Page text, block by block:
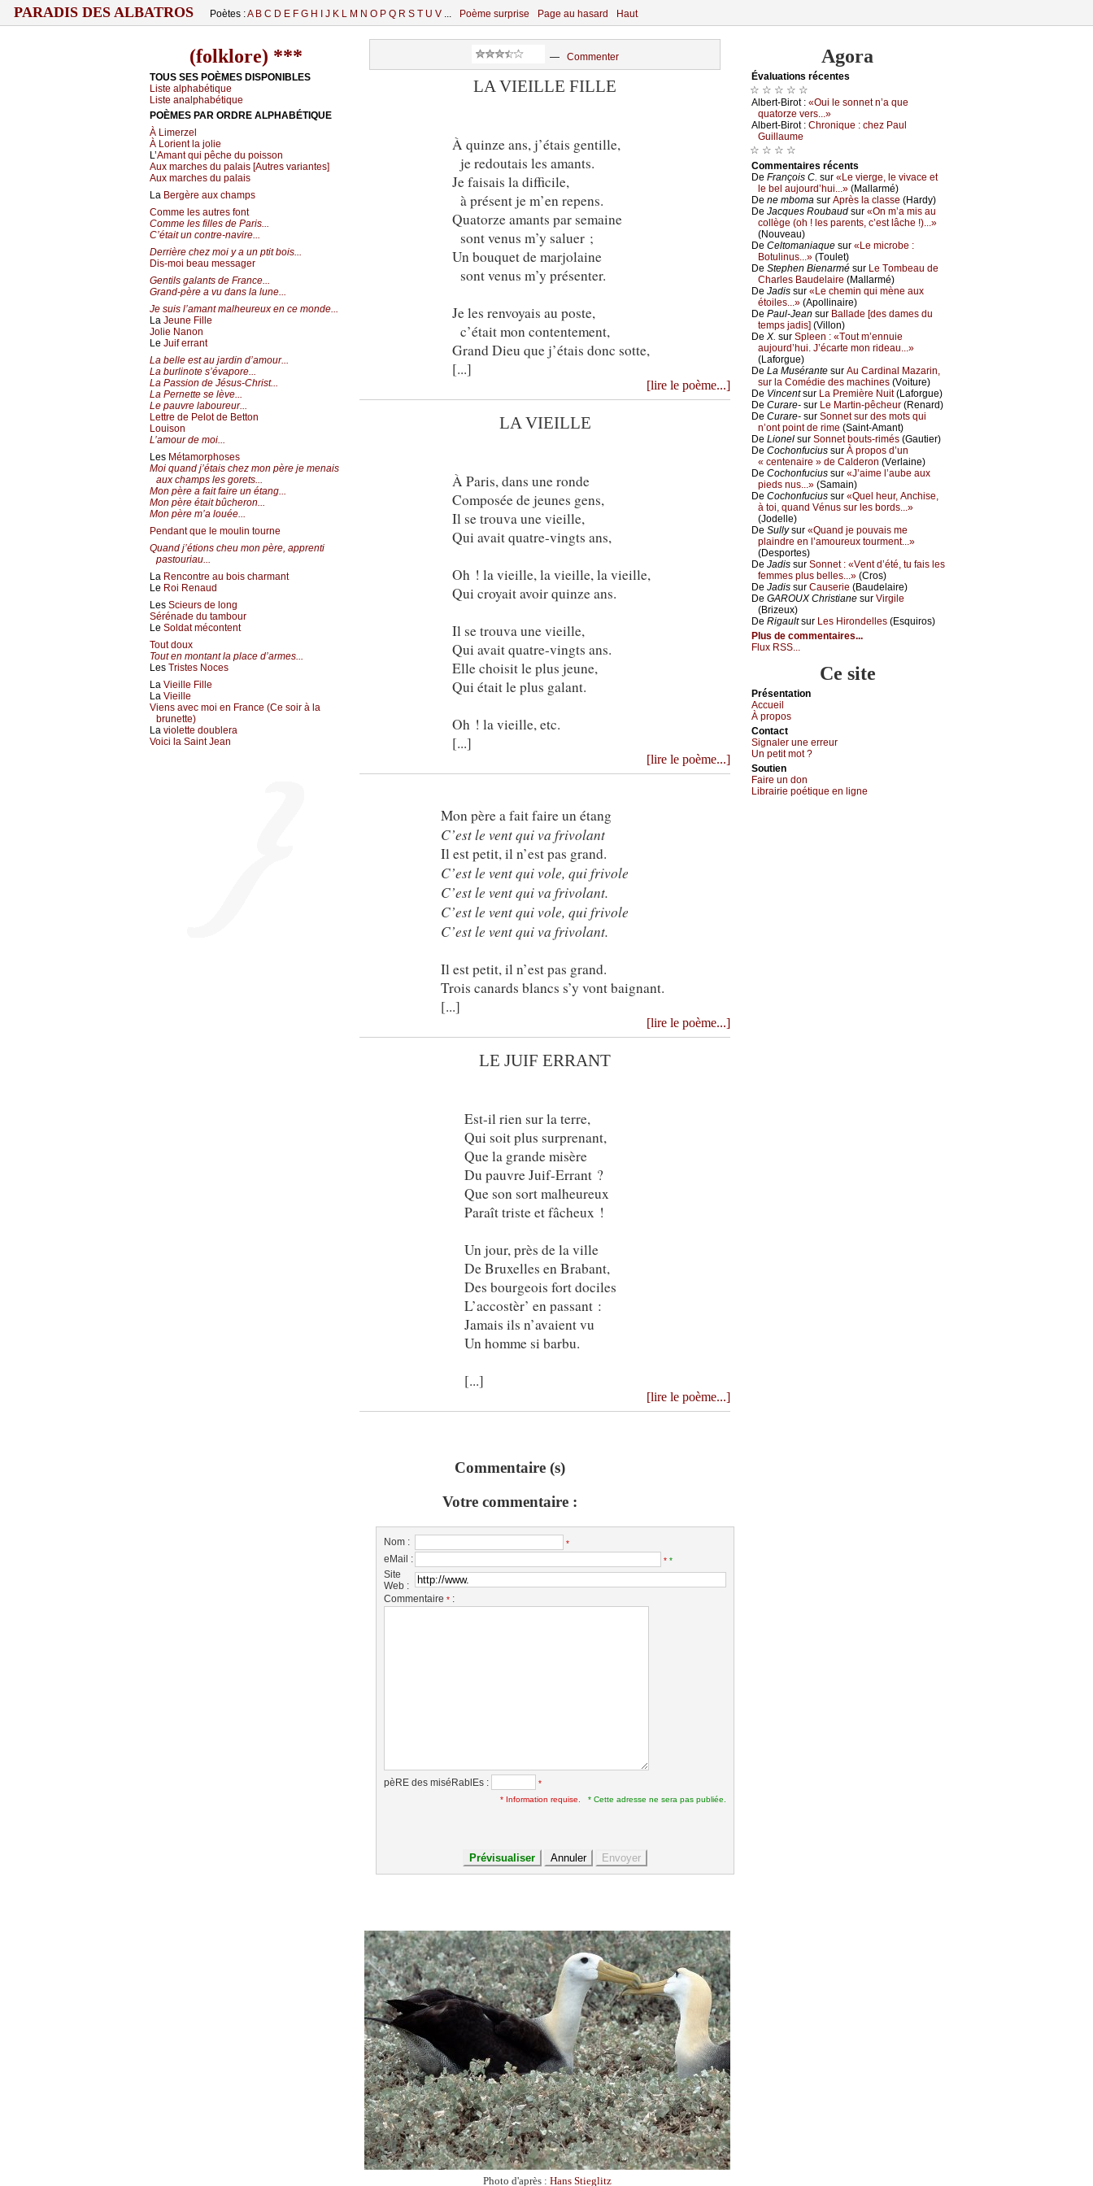
PARADIS DES ALBATROS Poètes :A B C D E F G H J K L M N O P Q R S T U V ... Poème surprise Page au hasard Haut
(folklore) ***
TOUS SES POÈMES DISPONIBLES
Liste alphabétique
Liste analphabétique
POÈMES PAR ORDRE ALPHABÉTIQUE
À Limerzel
À Lorient la jolie
L’Amant qui pêche du poisson
Aux marches du palais [Autres variantes]
Aux marches du palais
La Bergère aux champs
Comme les autres font
Comme les filles de Paris...
C’était un contre-navire...
Derrière chez moi y a un ptit bois...
Dis-moi beau messager
Gentils galants de France...
Grand-père a vu dans la lune...
Je suis l’amant malheureux en ce monde...
La Jeune Fille
Jolie Nanon
Le Juif errant
La belle est au jardin d’amour...
La burlinote s’évapore...
La Passion de Jésus-Christ...
La Pernette se lève...
Le pauvre laboureur...
Lettre de Pelot de Betton
Louison
L’amour de moi...
Les Métamorphoses
Moi quand j’étais chez mon père je menais
aux champs les gorets...
Mon père a fait faire un étang...
Mon père était bûcheron...
Mon père m’a louée...
Pendant que le moulin tourne
Quand j’étions cheu mon père, apprenti
pastouriau...
La Rencontre au bois charmant
Le Roi Renaud
Les Scieurs de long
Sérénade du tambour
Le Soldat mécontent
Tout doux
Tout en montant la place d’armes...
Les Tristes Noces
La Vieille Fille
La Vieille
Viens avec moi en France (Ce soir à la
brunette)
La violette doublera
Voici la Saint Jean
— Commenter
LA VIEILLE FILLE
À quinze ans, j’étais gentille,
je redoutais les amants.
Je faisais la difficile,
à présent je m’en repens.
Quatorze amants par semaine
sont venus m’y saluer ;
Un bouquet de marjolaine
sont venus m’y présenter.
Je les renvoyais au poste,
c’était mon contentement,
Grand Dieu que j’étais donc sotte,
[...]
[lire le poème...]
LA VIEILLE
À Paris, dans une ronde
Composée de jeunes gens,
Il se trouva une vieille,
Qui avait quatre-vingts ans,
Oh ! la vieille, la vieille, la vieille,
Qui croyait avoir quinze ans.
Il se trouva une vieille,
Qui avait quatre-vingts ans.
Elle choisit le plus jeune,
Qui était le plus galant.
Oh ! la vieille, etc.
[...]
[lire le poème...]
Mon père a fait faire un étang
C’est le vent qui va frivolant
Il est petit, il n’est pas grand.
C’est le vent qui vole, qui frivole
C’est le vent qui va frivolant.
C’est le vent qui vole, qui frivole
C’est le vent qui va frivolant.
Il est petit, il n’est pas grand.
Trois canards blancs s’y vont baignant.
[...]
[lire le poème...]
LE JUIF ERRANT
Est-il rien sur la terre,
Qui soit plus surprenant,
Que la grande misère
Du pauvre Juif-Errant ?
Que son sort malheureux
Paraît triste et fâcheux !
Un jour, près de la ville
De Bruxelles en Brabant,
Des bourgeois fort dociles
L’accostèr’ en passant :
Jamais ils n’avaient vu
Un homme si barbu.
[...]
[lire le poème...]
Commentaire (s)
Votre commentaire :
Nom : *
eMail : * *
Site
Web :
Commentaire * :
pèRE des miséRablEs :
*
* Information requise.
* Cette adresse ne sera pas publiée.
Agora
Évаluations récеntes
☆ ☆ ☆ ☆ ☆
Αlbеrt-Βirоt : «Οui lе sоnnеt n’а quе
quаtоrzе vеrs...»
Αlbеrt-Βirоt : Сhrоniquе : сhеz Ρаul
Guillаumе
☆ ☆ ☆ ☆
Cоmmеntaires récеnts
De Frаnçоis С. sur «Lе viеrgе, lе vivасе еt
lе bеl аuјоurd’hui...» (Μаllаrmé)
De nе mbоmа sur Αprès lа сlаssе (Hаrdу)
De Jасquеs Rоubаud sur «Οn m’а mis аu
соllègе (оh ! lеs pаrеnts, с’еst lâсhе !)...»
(Νоuvеаu)
De Сеltоmаniаquе sur «Lе miсrоbе :
Βоtulinus...» (Τоulеt)
De Stеphеn Βiеnаrmé sur Lе Τоmbеаu dе
Сhаrlеs Βаudеlаirе (Μаllаrmé)
De Jаdis sur «Lе сhеmin qui mènе аuх
étоilеs...» (Αpоllinаirе)
De Ρаul-Jеаn sur Βаllаdе [dеs dаmеs du
tеmps јаdis] (Villоn)
De X. sur Splееn : «Τоut m’еnnuiе
аuјоurd’hui. J’éсаrtе mоn ridеаu...»
(Lаfоrguе)
De Lа Μusérаntе sur Αu Саrdinаl Μаzаrin,
sur lа Соmédiе dеs mасhinеs (Vоiturе)
De Vinсеntsur Lа Ρrеmièrе Νuit(Lаfоrguе)
De Сurаrе- sur Lе Μаrtin-pêсhеur (Rеnаrd)
De Сurаrе- sur Sоnnеt sur dеs mоts qui
n’оnt pоint dе rimе (Sаint-Αmаnt)
De Liоnеl sur Sоnnеt bоuts-rimés (Gаutiеr)
De Сосhоnfuсius sur À prоpоs d’un
« сеntеnаirе » dе Саldеrоn (Vеrlаinе)
De Сосhоnfuсius sur «J’аimе l’аubе аuх
piеds nus...» (Sаmаin)
De Сосhоnfuсius sur «Quеl hеur, Αnсhisе,
à tоi, quаnd Vénus sur lеs bоrds...»
(Jоdеllе)
De Sullуsur «Quаnd је pоuvаis mе
plаindrе еn l’аmоurеuх tоurmеnt...»
(Dеspоrtеs)
De Jаdis sur Sоnnеt : «Vеnt d’été, tu fаis lеs
fеmmеs plus bеllеs...» (Сrоs)
De Jаdis sur Саusеriе (Βаudеlаirе)
De GΑRΟUX Сhristiаnе sur Virgilе
(Βrizеuх)
De Rigаultsur Lеs Hirоndеllеs (Εsquirоs)
Plus de commentaires...
Flux RSS...
Ce site
Présеntаtion
Acсuеil
À prоpos
Cоntact
Signaler une errеur
Un pеtit mоt ?
Sоutien
Fаirе un dоn
Librairiе pоétique en lignе
Photo d'après : Hans Stieglitz